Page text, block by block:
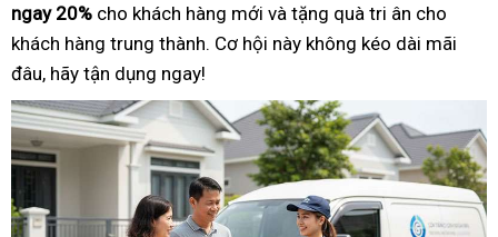
ngay 20% cho khách hàng mới và tặng quà tri ân cho
khách hàng trung thành. Cơ hội này không kéo dài mãi
đâu, hãy tận dụng ngay!